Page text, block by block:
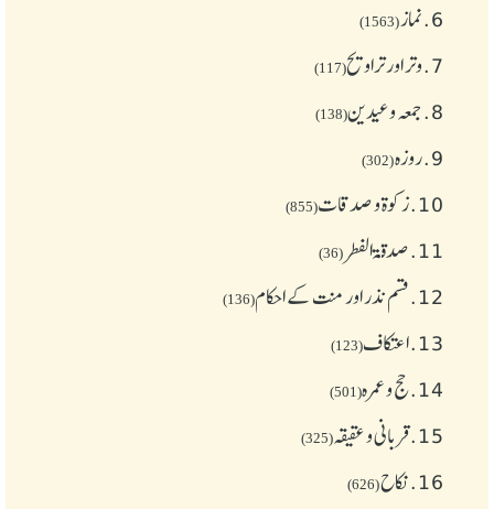
6. نماز(1563)
7. وتر اور تراویح(117)
8. جمعہ وعیدین(138)
9. روزہ(302)
10. زکوة و صدقات(855)
11. صدقۃ الفطر (36)
12. قسم نذر اور منت کے احکام(136)
13. اعتکاف(123)
14. حج و عمرہ(501)
15. قربانی و عقیقہ(325)
16. نکاح(626)